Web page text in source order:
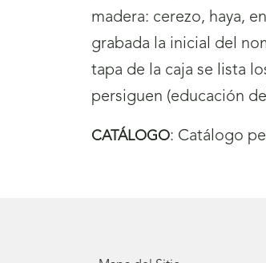
madera: cerezo, haya,
grabada la inicial del
tapa de la caja se lista
persiguen (educación
CATÁLOGO: Catálogo